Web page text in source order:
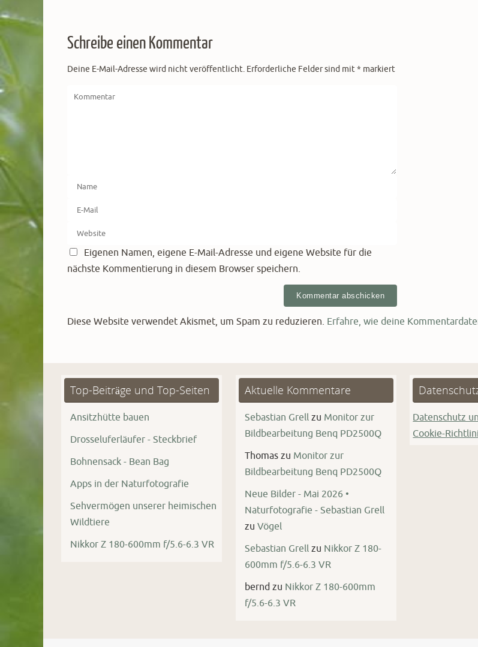
Schreibe einen Kommentar
Deine E-Mail-Adresse wird nicht veröffentlicht. Erforderliche Felder sind mit* markiert
Eigenen Namen, eigene E-Mail-Adresse und eigene Website für die
nächste Kommentierung in diesem Browser speichern.
Diese Website verwendet Akismet, um Spam zu reduzieren. Erfahre, wie deine
Top-Beiträge und Top-Seiten
Ansitzhütte bauen
Drosseluferläufer - Steckbrief
Bohnensack - Bean Bag
Apps in der Naturfotografie
Sehvermögen unserer heimischen
Wildtiere
Nikkor Z 180-600mm f/5.6-6.3 VR
Aktuelle Kommentare
Sebastian Grellzu Monitor zur
Bildbearbeitung Benq PD2500Q
Thomaszu Monitor zur
Bildbearbeitung Benq PD2500Q
Neue Bilder - Mai 2026 •
Naturfotografie - Sebastian Grell
zu Vögel
Sebastian Grellzu Nikkor Z 180-
600mm f/5.6-6.3 VR
bernd zu Nikkor Z 180-600mm
f/5.6-6.3 VR
Datenschutz
Cookie-